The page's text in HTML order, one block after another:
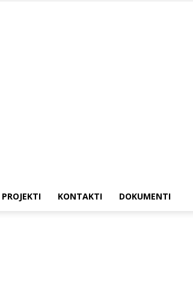
PROJEKTI KONTAKTI DOKUMENTI